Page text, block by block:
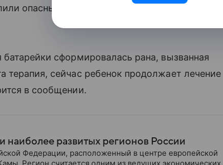
опасный предмет и стабилизировали
сформировалась рана, вызванная
сейчас ребенок продолжает лечение
в сообщении.
наиболее развитых регионов России
Федерации, расположенный в центре европейской